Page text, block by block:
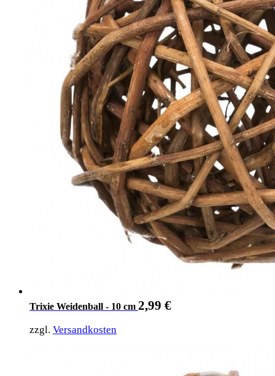
Trixie Weidenball - 10 cm 2,99 €
zzgl. Versandkosten